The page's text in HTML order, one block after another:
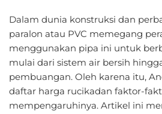
Dalam dunia konstruksi dan
paralon atau PVC memegang
menggunakan pipa ini untuk
mulai dari sistem air bersih
pembuangan. Oleh karena itu,
daftar harga rucikadan faktor-
mempengaruhinya. Artikel ini